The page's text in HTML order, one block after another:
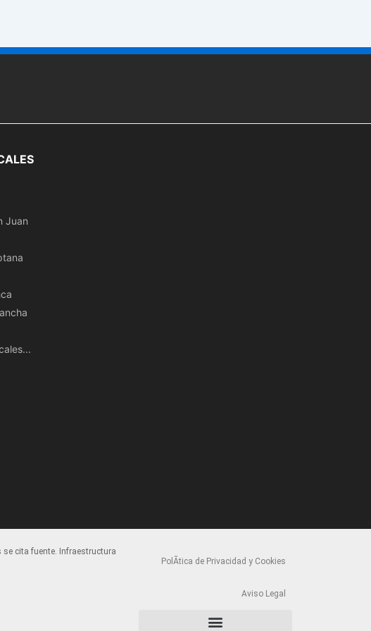
Juan
se cita fuente. Infraestructura
PolÃ­tica de Privacidad y Cookies
Aviso Legal